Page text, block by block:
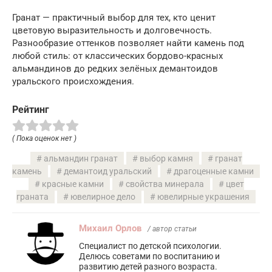
Гранат — практичный выбор для тех, кто ценит
цветовую выразительность и долговечность.
Разнообразие оттенков позволяет найти камень под
любой стиль: от классических бордово-красных
альмандинов до редких зелёных демантоидов
уральского происхождения.
Рейтинг
( Пока оценок нет )
альмандин гранат выбор камня
гранат
камень
демантоид уральский
драгоценные камни
красные камни
свойства минерала
цвет
граната
ювелирное дело ювелирные украшения
Михаил Орлов / автор статьи
Специалист по детской психологии.
Делюсь советами по воспитанию и
развитию детей разного возраста.